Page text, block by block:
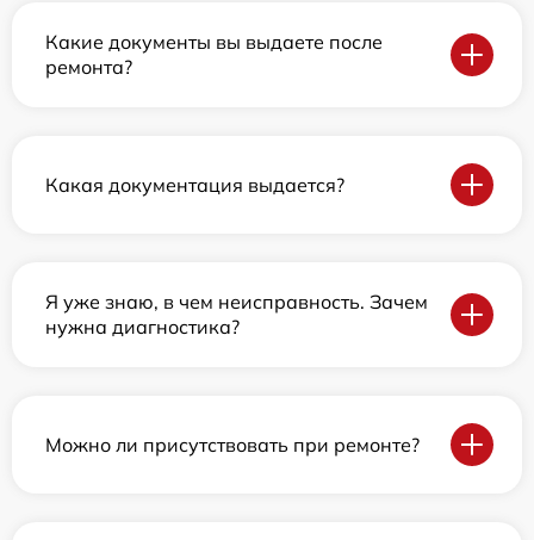
Какие документы вы выдаете после
ремонта?
Какая документация выдается?
Я уже знаю, в чем неисправность. Зачем
нужна диагностика?
Можно ли присутствовать при ремонте?